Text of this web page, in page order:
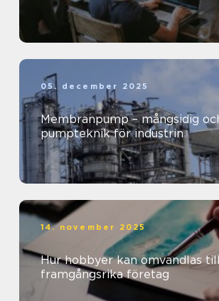
05. december 2025
Membranpump – mångsidig
pumpteknik för industrin
14. november 2025
Hur hobbyer kan omvandlas
framgångsrika företag